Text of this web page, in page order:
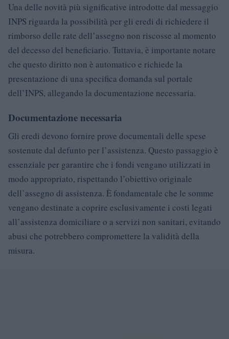
Una delle novità più significative introdotte dal messaggio
INPS riguarda la possibilità per gli eredi di richiedere il
rimborso delle rate dell’assegno non riscosse al momento
del decesso del beneficiario. Tuttavia, è importante notare
che questo diritto non è automatico e richiede la
presentazione di una specifica domanda sul portale
dell’INPS, allegando la documentazione necessaria.
Documentazione necessaria
Gli eredi devono fornire prove documentali delle spese
sostenute dal defunto per l’assistenza. Questo passaggio è
essenziale per garantire che i fondi vengano utilizzati in
modo appropriato, rispettando l’obiettivo originale
dell’assegno di assistenza. È fondamentale che le somme
vengano destinate a coprire esclusivamente i costi legati
all’assistenza domiciliare o a servizi non sanitari, evitando
abusi che potrebbero compromettere la validità della
misura.